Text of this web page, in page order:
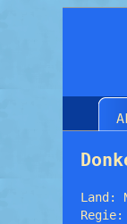
Land:
Regie: